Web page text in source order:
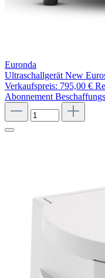
Euronda
Ultraschallgerät New
Verkaufspreis: 795,00 €
Abonnement